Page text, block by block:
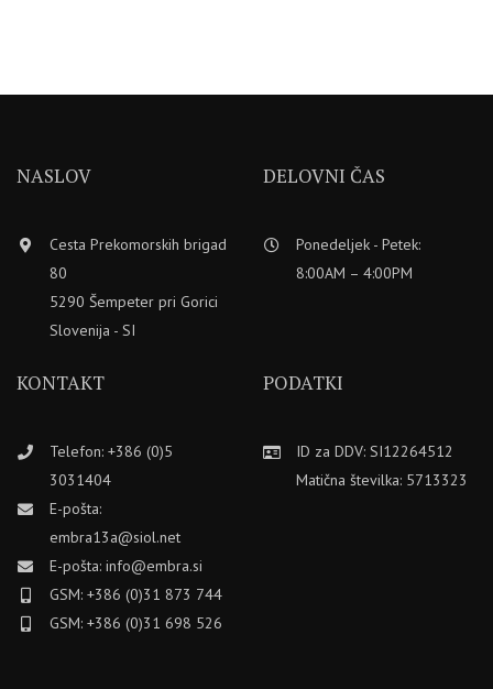
NASLOV
Cesta Prekomorskih brigad
80
5290 Šempeter pri Gorici
Slovenija - SI
DELOVNI ČAS
Ponedeljek - Petek:
8:00AM – 4:00PM
KONTAKT
Telefon: +386 (0)5
3031404
E-pošta:
embra13a@siol.net
E-pošta: info@embra.si
GSM: +386 (0)31 873 744
GSM: +386 (0)31 698 526
PODATKI
ID za DDV: SI12264512
Matična številka: 5713323